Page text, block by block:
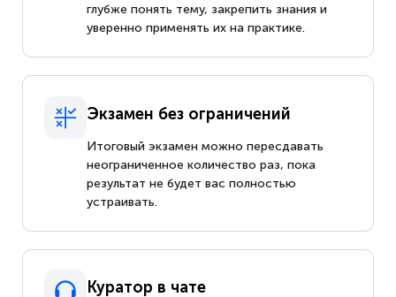
глубже понять тему, закрепить знания и
уверенно применять их на практике.
Экзамен без ограничений
Итоговый экзамен можно пересдавать
неограниченное количество раз, пока
результат не будет вас полностью
устраивать.
Куратор в чате